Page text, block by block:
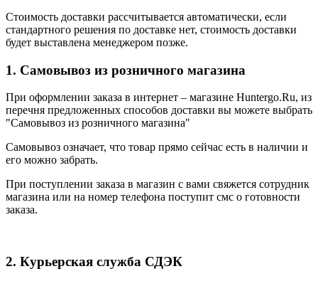
Стоимость доставки рассчитывается автоматически, если
стандартного решения по доставке нет, стоимость доставки
будет выставлена менеджером позже.
1. Самовывоз из розничного магазина
При оформлении заказа в интернет – магазине Huntergo.Ru, из
перечня предложенных способов доставки вы можете выбрать
"Самовывоз из розничного магазина"
Самовывоз означает, что товар прямо сейчас есть в наличии и
его можно забрать.
При поступлении заказа в магазин с вами свяжется сотрудник
магазина или на номер телефона поступит смс о готовности
заказа.
2. Курьерская служба СДЭК